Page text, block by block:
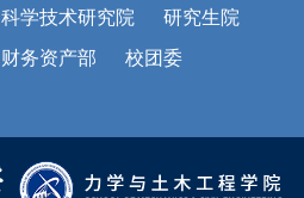
科学技术研究院
研究生院
财务资产部
校团委